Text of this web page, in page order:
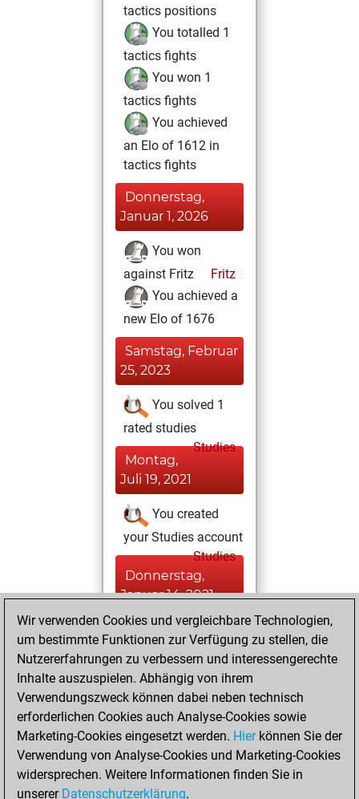
tactics positions
You totalled 1
tactics fights
You won 1
tactics fights
You achieved
an Elo of 1612 in
tactics fights
Donnerstag,
Januar 1, 2026
You won
against Fritz
Fritz
You achieved a
new Elo of 1676
Samstag, Februar
25, 2023
You solved 1
rated studies
Studies
Montag,
Juli 19, 2021
You created
your Studies account
Studies
Donnerstag,
Januar 14, 2021
You created
your Fritz account
Fritz
Sonntag,
Januar 8, 2017
You played 400
blitz games
Play
You scored
Wir verwenden Cookies und vergleichbare Technologien,
um bestimmte Funktionen zur Verfügung zu stellen, die
Nutzererfahrungen zu verbessern und interessengerechte
Inhalte auszuspielen. Abhängig von ihrem
Verwendungszweck können dabei neben technisch
erforderlichen Cookies auch Analyse-Cookies sowie
Marketing-Cookies eingesetzt werden. Hierkönnen Sie der
Verwendung von Analyse-Cookies und Marketing-Cookies
widersprechen. Weitere Informationen finden Sie in
unserer Datenschutzerklärung.